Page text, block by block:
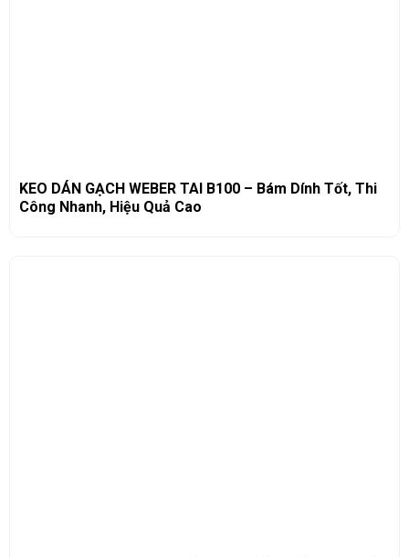
KEO DÁN GẠCH WEBER TAI B100 – Bám Dính Tốt, Thi
Công Nhanh, Hiệu Quả Cao